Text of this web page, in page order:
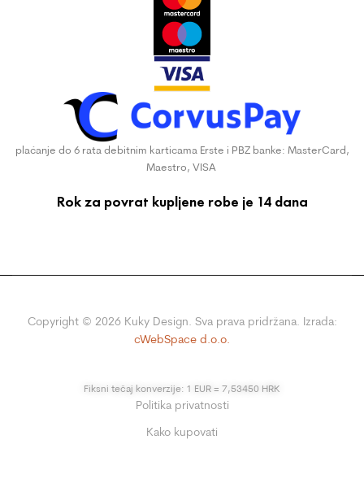
plaćanje do 6 rata debitnim karticama Erste i PBZ banke: MasterCard,
Maestro, VISA
Rok za povrat kupljene robe je 14 dana
Copyright © 2026Kuky Design. Sva prava pridržana. Izrada:
cWebSpace d.o.o.
Fiksni tečaj konverzije: 1 EUR = 7,53450 HRK
Politika privatnosti
Kako kupovati